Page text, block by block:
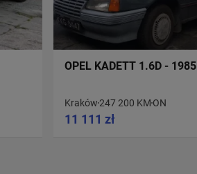
OPEL KADETT 1.6D - 1985
Kraków247 200 KM ON
11 111 zł